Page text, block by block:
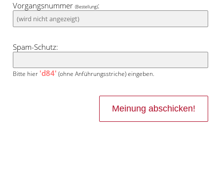
Vorgangsnummer(Bestellung):
Spam-Schutz:
Bitte hier 'd84' (ohne Anführungsstriche) eingeben.